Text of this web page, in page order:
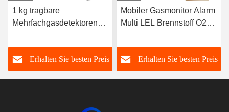
1 kg tragbare
Mehrfachgasdetektoren
eingeschlossene Räume
ATEX-zertifiziert
Erhalten Sie besten Preis
Mobiler Gasmonitor Alarm
Multi LEL Brennstoff O2
Gasdetektor
Erhalten Sie besten Preis